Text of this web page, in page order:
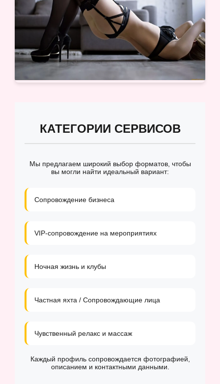
КАТЕГОРИИ СЕРВИСОВ
Мы предлагаем широкий выбор форматов, чтобы
вы могли найти идеальный вариант:
Сопровождение бизнеса
VIP-сопровождение на мероприятиях
Ночная жизнь и клубы
Частная яхта / Сопровождающие лица
Чувственный релакс и массаж
Каждый профиль сопровождается фотографией,
описанием и контактными данными.